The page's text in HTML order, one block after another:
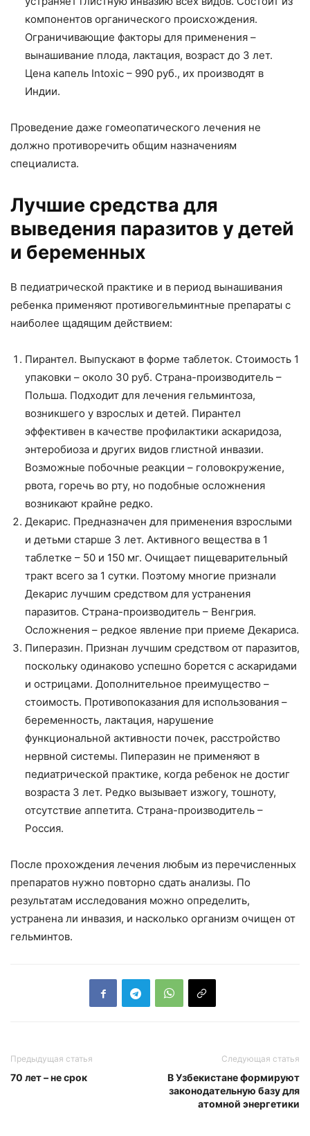
компонентов органического происхождения.
Ограничивающие факторы для применения –
вынашивание плода, лактация, возраст до 3 лет.
Цена капель Intoxic – 990 руб., их производят в
Индии.
Проведение даже гомеопатического лечения не
должно противоречить общим назначениям
специалиста.
Лучшие средства для
выведения паразитов у детей
и беременных
В педиатрической практике и в период вынашивания
ребенка применяют противогельминтные препараты с
наиболее щадящим действием:
Пирантел. Выпускают в форме таблеток. Стоимость 1
упаковки – около 30 руб. Страна-производитель –
Польша. Подходит для лечения гельминтоза,
возникшего у взрослых и детей. Пирантел
эффективен в качестве профилактики аскаридоза,
энтеробиоза и других видов глистной инвазии.
Возможные побочные реакции – головокружение,
рвота, горечь во рту, но подобные осложнения
возникают крайне редко.
Декарис. Предназначен для применения взрослыми
и детьми старше 3 лет. Активного вещества в 1
таблетке – 50 и 150 мг. Очищает пищеварительный
тракт всего за 1 сутки. Поэтому многие признали
Декарис лучшим средством для устранения
паразитов. Страна-производитель – Венгрия.
Осложнения – редкое явление при приеме Декариса.
Пиперазин. Признан лучшим средством от паразитов,
поскольку одинаково успешно борется с аскаридами
и острицами. Дополнительное преимущество –
стоимость. Противопоказания для использования –
беременность, лактация, нарушение
функциональной активности почек, расстройство
нервной системы. Пиперазин не применяют в
педиатрической практике, когда ребенок не достиг
возраста 3 лет. Редко вызывает изжогу, тошноту,
отсутствие аппетита. Страна-производитель –
Россия.
После прохождения лечения любым из перечисленных
препаратов нужно повторно сдать анализы. По
результатам исследования можно определить,
устранена ли инвазия, и насколько организм очищен от
гельминтов.
Предыдущая статья
70 лет – не срок
Следующая статья
В Узбекистане формируют
законодательную базу для
атомной энергетики